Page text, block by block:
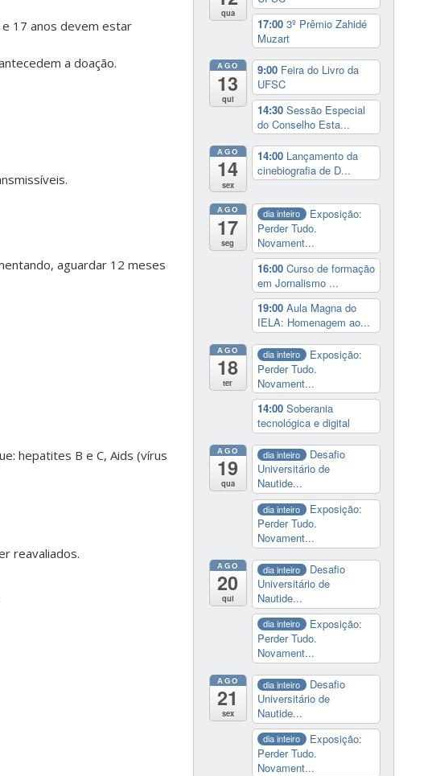
17 anos devem estar
a doação.
aguardar 12 meses
hepatites B e C, Aids (vírus
reavaliados.
qua
17:00 3º Prêmio Zahidé
Muzart
AGO
13
qui
9:00 Feira do Livro da
UFSC
14:30 Sessão Especial
do Conselho Esta...
AGO
14
sex
14:00 Lançamento da
cinebiografia de D...
AGO
17
seg
dia inteiro
Exposição:
Perder Tudo.
Novament...
16:00 Curso de formação
em Jornalismo ...
19:00 Aula Magna do
IELA: Homenagem ao...
AGO
18
ter
dia inteiro
Exposição:
Perder Tudo.
Novament...
14:00 Soberania
tecnológica e digital
AGO
19
qua
dia inteiro
Desafio
Universitário de
Nautide...
dia inteiro
Exposição:
Perder Tudo.
Novament...
AGO
20
qui
dia inteiro
Desafio
Universitário de
Nautide...
dia inteiro
Exposição:
Perder Tudo.
Novament...
AGO
21
sex
dia inteiro
Desafio
Universitário de
Nautide...
dia inteiro
Exposição:
Perder Tudo.
Novament...